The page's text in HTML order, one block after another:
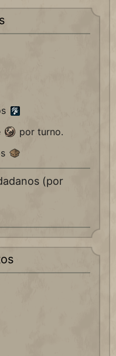
por turno.
(por